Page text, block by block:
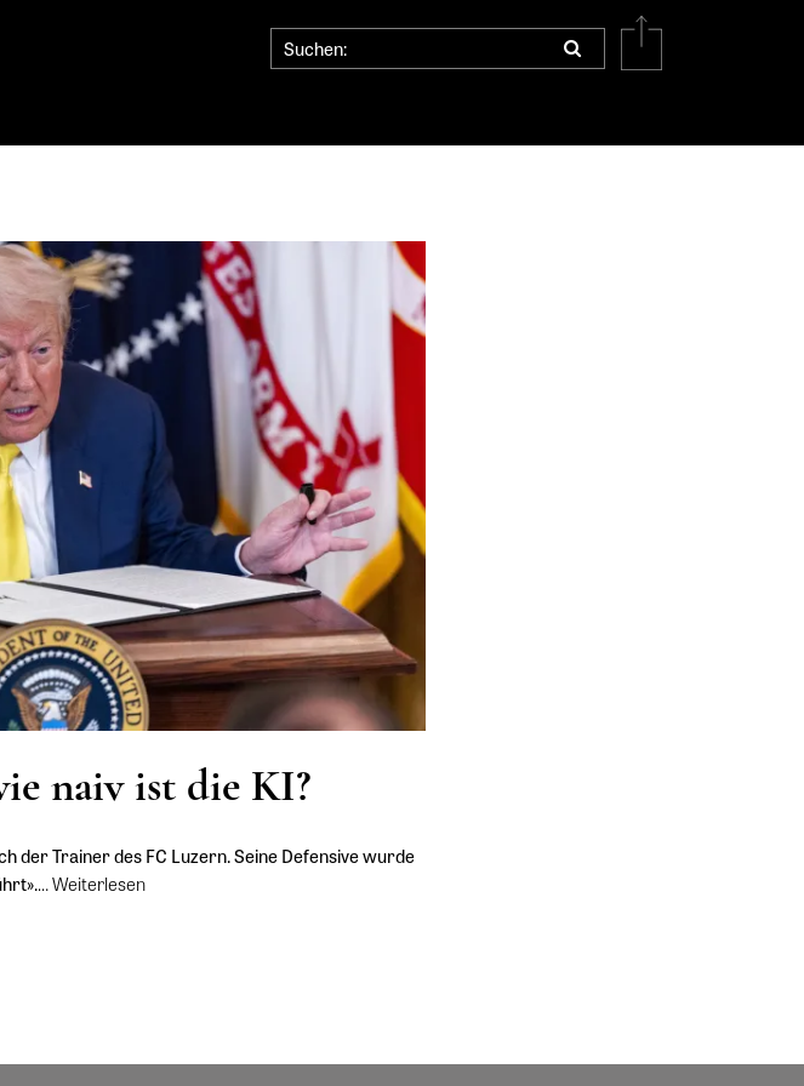
naiv ist die KI?
der Trainer des FC Luzern. Seine Defensive wurde
…Weiterlesen